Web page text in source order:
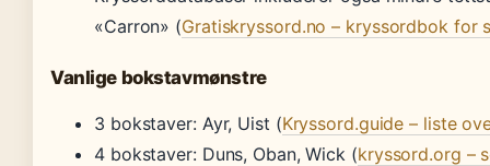
«Carron» (Gratiskryssord.no – kryssordbok for
Vanlige bokstavmønstre
3 bokstaver: Ayr, Uist (Kryssord.guide – liste
4 bokstaver: Duns, Oban, Wick (kryssord.org –